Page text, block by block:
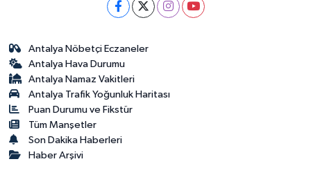
Antalya Nöbetçi Eczaneler
Antalya Hava Durumu
Antalya Namaz Vakitleri
Antalya Trafik Yoğunluk Haritası
Puan Durumu ve Fikstür
Tüm Manşetler
Son Dakika Haberleri
Haber Arşivi